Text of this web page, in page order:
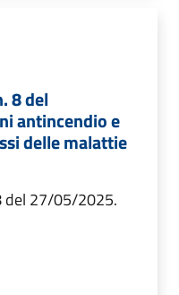
8 del
antincendio e
delle malattie
del 27/05/2025.